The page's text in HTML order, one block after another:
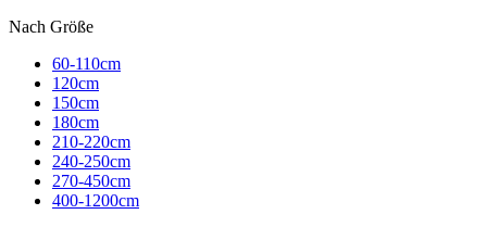
Nach Größe
60-110cm
120cm
150cm
180cm
210-220cm
240-250cm
270-450cm
400-1200cm